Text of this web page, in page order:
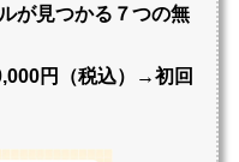
が見つかる７つの無
円（税込）→初回